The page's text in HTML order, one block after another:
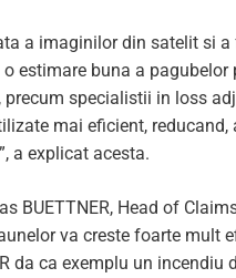
a imaginilor din satelit si
estimare buna a
specialistii in loss
mai eficient,
a explicat acesta.
BUETTNER, Head of
va creste foarte mult
da ca exemplu un